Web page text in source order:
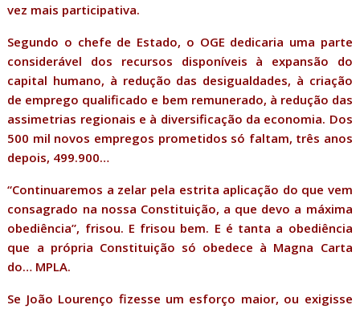
vez mais participativa.
Segundo o chefe de Estado, o OGE dedicaria uma parte
considerável dos recursos disponíveis à expansão do
capital humano, à redução das desigualdades, à criação
de emprego qualificado e bem remunerado, à redução das
assimetrias regionais e à diversificação da economia. Dos
500 mil novos empregos prometidos só faltam, três anos
depois, 499.900…
“Continuaremos a zelar pela estrita aplicação do que vem
consagrado na nossa Constituição, a que devo a máxima
obediência”, frisou. E frisou bem. E é tanta a obediência
que a própria Constituição só obedece à Magna Carta
do… MPLA.
Se João Lourenço fizesse um esforço maior, ou exigisse